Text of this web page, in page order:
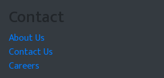
Contact
About Us
Contact Us
Careers